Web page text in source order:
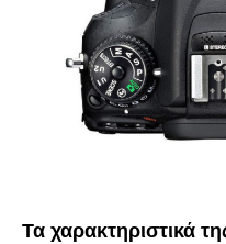
Τα χαρακτηριστικά